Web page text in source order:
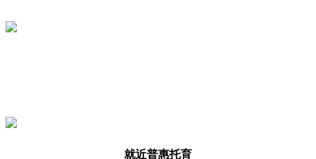
就近普惠托育